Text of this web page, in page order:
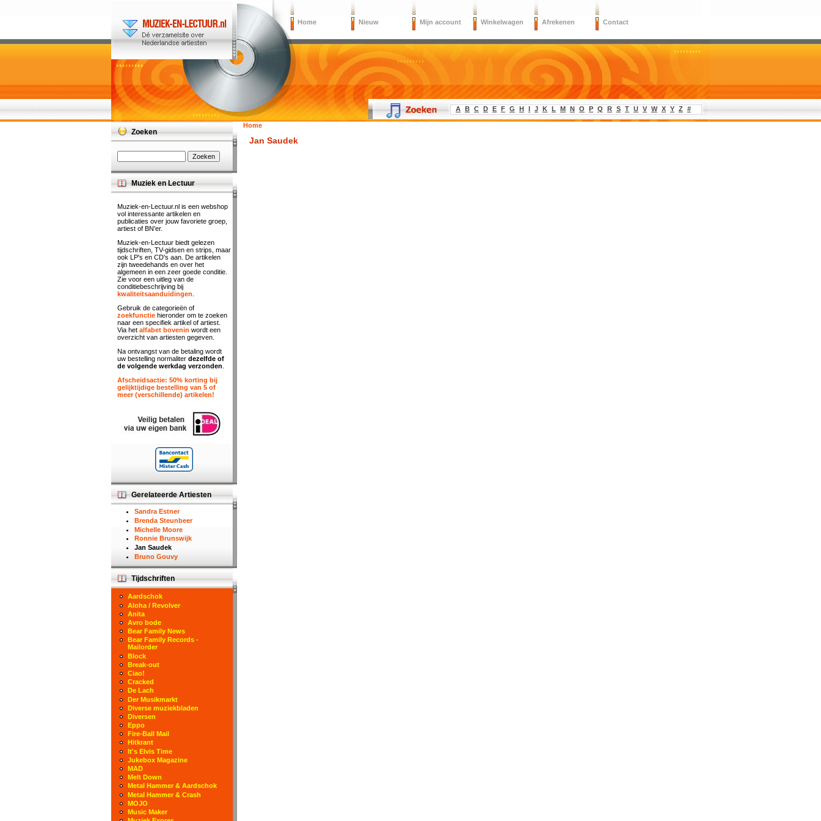
Home Nieuw Mijn account Winkelwagen Afrekenen Contact
A B C D E F G H I J K L M N O P Q R S T U V W X Y Z #
Home
Jan Saudek
Zoeken
Muziek en Lectuur
Muziek-en-Lectuur.nl is een webshop
vol interessante artikelen en
publicaties over jouw favoriete groep,
artiest of BN'er.
Muziek-en-Lectuur biedt gelezen
tijdschriften, TV-gidsen en strips, maar
ook LP's en CD's aan. De artikelen
zijn tweedehands en over het
algemeen in een zeer goede conditie.
Zie voor een uitleg van de
conditiebeschrijving bij
kwaliteitsaanduidingen
Gebruik de categorieën of
zoekfunctie hieronder om te zoeken
naar een specifiek artikel of artiest.
Via het alfabet bovenin wordt een
overzicht van artiesten gegeven.
Na ontvangst van de betaling wordt
uw bestelling normaliter dezelfde of
de volgende werkdag verzonden
Afscheidsactie: 50% korting bij
gelijktijdige bestelling van 5 of
meer (verschillende) artikelen!
Gerelateerde Artiesten
Sandra Estner
Brenda Steunbeer
Michelle Moore
Ronnie Brunswijk
Jan Saudek
Bruno Gouvy
Tijdschriften
Aardschok
Aloha / Revolver
Anita
Avro bode
Bear Family News
Bear Family Records -
Mailorder
Block
Break-out
Ciao!
Cracked
De Lach
Der Musikmarkt
Diverse muziekbladen
Diversen
Eppo
Fire-Ball Mail
Hitkrant
It's Elvis Time
Jukebox Magazine
MAD
Melt Down
Metal Hammer & Aardschok
Metal Hammer & Crash
MOJO
Music Maker